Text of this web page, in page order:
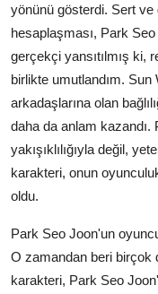
yönünü gösterdi. Sert ve
hesaplaşması, Park
gerçekçi yansıtılmış ki,
birlikte umutlandım. Sun
arkadaşlarına olan
daha da anlam
yakışıklılığıyla değil,
karakteri, onun
oldu.
Park Seo Joon'un
O zamandan beri birçok
karakteri, Park Seo